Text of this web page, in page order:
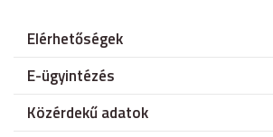
Elérhetőségek
E-ügyintézés
Közérdekű adatok